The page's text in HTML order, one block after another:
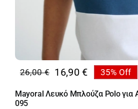
26,00€
Original
price
was:
16,90 €
Η
τρέχουσα
τιμή
35% Off
Mayoral Λευκό Μπλούζα Polo για
095